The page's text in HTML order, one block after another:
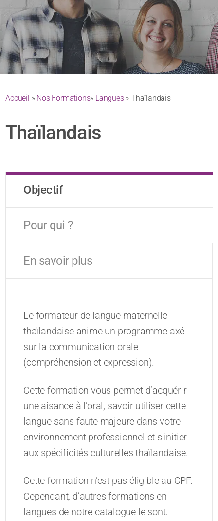
Accueil » Nos Formations» Langues» Thaïlandais
Thaïlandais
Objectif
Pour qui ?
En savoir plus
Le formateur de langue maternelle
thaïlandaise anime un programme axé
sur la communication orale
(compréhension et expression).
Cette formation vous permet d’acquérir
une aisance à l’oral, savoir utiliser cette
langue sans faute majeure dans votre
environnement professionnel et s’initier
aux spécificités culturelles thaïlandaise.
Cette formation n’est pas éligible au CPF.
Cependant, d’autres formations en
langues de notre catalogue le sont.